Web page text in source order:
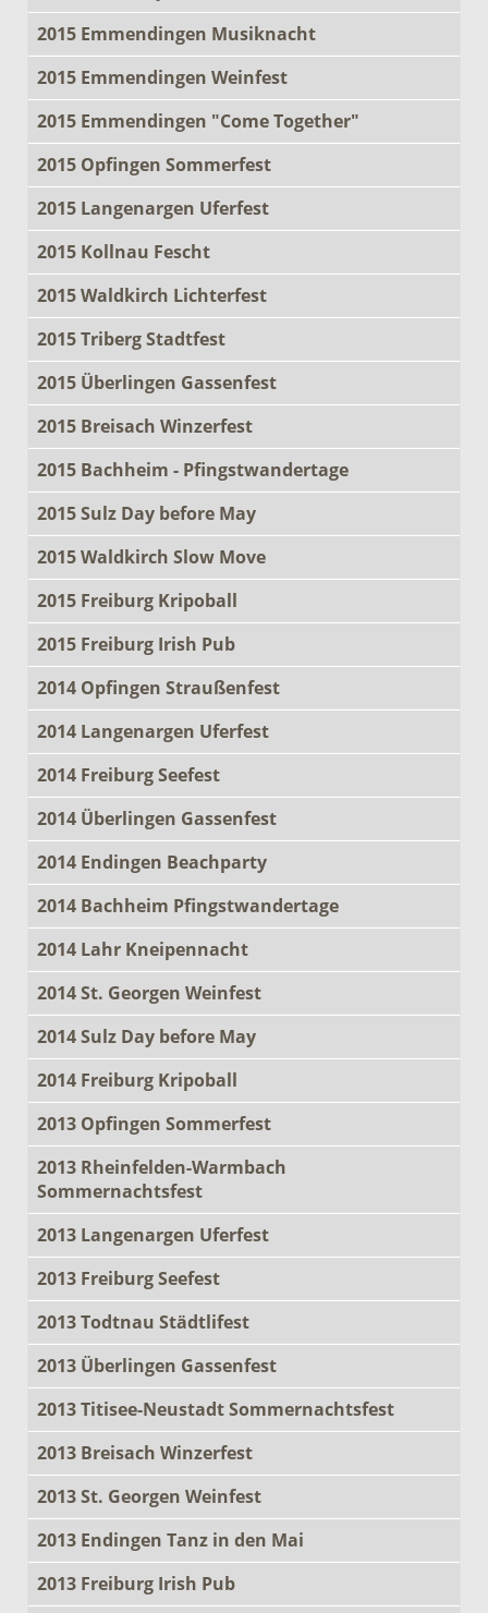
2015 Emmendingen Musiknacht
2015 Emmendingen Weinfest
2015 Emmendingen "Come Together"
2015 Opfingen Sommerfest
2015 Langenargen Uferfest
2015 Kollnau Fescht
2015 Waldkirch Lichterfest
2015 Triberg Stadtfest
2015 Überlingen Gassenfest
2015 Breisach Winzerfest
2015 Bachheim - Pfingstwandertage
2015 Sulz Day before May
2015 Waldkirch Slow Move
2015 Freiburg Kripoball
2015 Freiburg Irish Pub
2014 Opfingen Straußenfest
2014 Langenargen Uferfest
2014 Freiburg Seefest
2014 Überlingen Gassenfest
2014 Endingen Beachparty
2014 Bachheim Pfingstwandertage
2014 Lahr Kneipennacht
2014 St. Georgen Weinfest
2014 Sulz Day before May
2014 Freiburg Kripoball
2013 Opfingen Sommerfest
2013 Rheinfelden-Warmbach
Sommernachtsfest
2013 Langenargen Uferfest
2013 Freiburg Seefest
2013 Todtnau Städtlifest
2013 Überlingen Gassenfest
2013 Titisee-Neustadt Sommernachtsfest
2013 Breisach Winzerfest
2013 St. Georgen Weinfest
2013 Endingen Tanz in den Mai
2013 Freiburg Irish Pub